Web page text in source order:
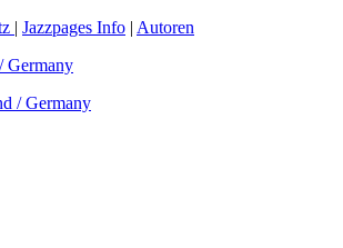
| Jazzpages Info | Autoren
Germany